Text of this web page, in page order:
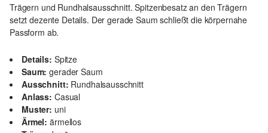
Trägern und Rundhalsausschnitt. Spitzenbesatz an den Trägern
setzt dezente Details. Der gerade Saum schließt die körpernahe
Passform ab.
Details: Spitze
Saum: gerader Saum
Ausschnitt: Rundhalsausschnitt
Anlass: Casual
Muster: uni
Ärmel: ärmellos